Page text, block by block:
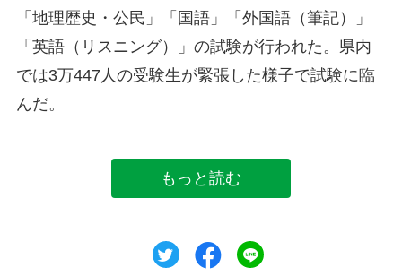
「地理歴史・公民」「国語」「外国語（筆記）」
「英語（リスニング）」の試験が行われた。県内
では3万447人の受験生が緊張した様子で試験に臨
んだ。
もっと読む
ツイートシェア